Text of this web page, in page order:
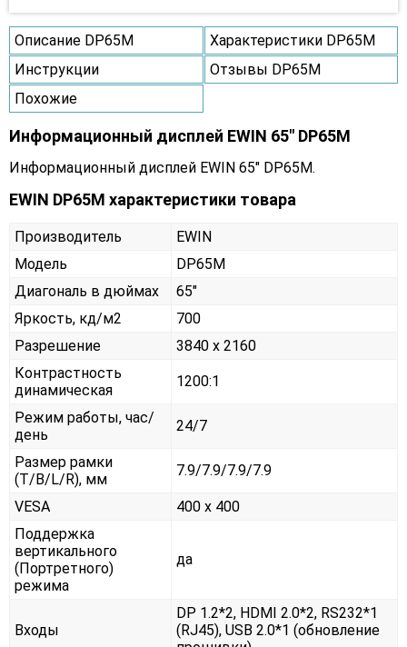
Описание DP65M
Характеристики DP65M
Инструкции
Отзывы DP65M
Похожие
Информационный дисплей EWIN 65" DP65M
Информационный дисплей EWIN 65" DP65M.
EWIN DP65M характеристики товара
Производитель
EWIN
Модель
DP65M
Диагональ в дюймах
65"
Яркость, кд/м2
700
Разрешение
3840 x 2160
Контрастность
динамическая
1200:1
Режим работы, час/
день
24/7
Размер рамки
(T/B/L/R), мм
7.9/7.9/7.9/7.9
VESA
400 x 400
Поддержка
вертикального
(Портретного)
режима
да
Входы
DP 1.2*2, HDMI 2.0*2, RS232*1
(RJ45), USB 2.0*1 (обновление